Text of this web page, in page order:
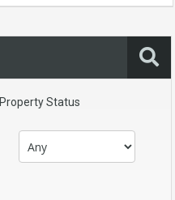
Property Status